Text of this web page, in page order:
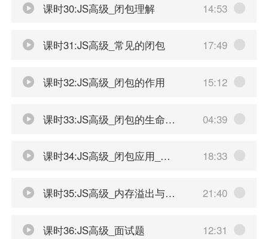
课时30:JS高级_闭包理解 14:53
课时31:JS高级_常见的闭包 17:49
课时32:JS高级_闭包的作用 15:12
课时33:JS高级_闭包的生命周期 04:39
课时34:JS高级_闭包应用_自定义JS模块 18:33
课时35:JS高级_内存溢出与内存泄露 21:40
课时36:JS高级_面试题 12:31